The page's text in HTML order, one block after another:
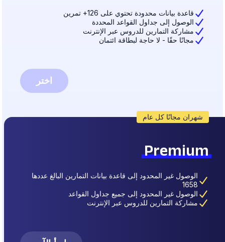
قاعدة بيانات محدودة تحتوي على 126+ تمرين
الوصول إلى جداول القواعد المحددة
مشاركة التمارين للدروس عبر الإنترنت
مجانًا حقًا - لا حاجة لبطاقة ائتمان
اختر
شهران مجانًا كل عام
Premium
الوصول غير المحدود إلى قاعدة بيانات التمارين البالغ عددها
1658
الوصول غير المحدود إلى جميع جداول القواعد
مشاركة التمارين للدروس عبر الإنترنت